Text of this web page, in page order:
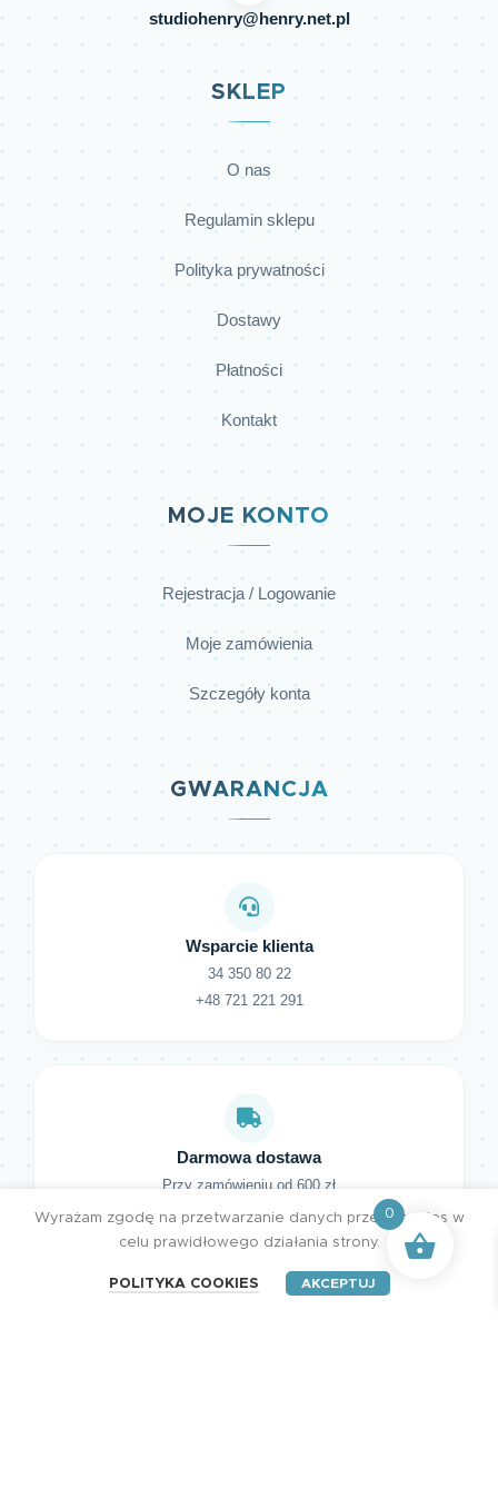
studiohenry@henry.net.pl
SKLEP
O nas
Regulamin sklepu
Polityka prywatności
Dostawy
Płatności
Kontakt
MOJE KONTO
Rejestracja / Logowanie
Moje zamówienia
Szczegóły konta
GWARANCJA
Wsparcie klienta
34 350 80 22
+48 721 221 291
Darmowa dostawa
Przy zamówieniu od 600 zł
Wyrażam zgodę na przetwarzanie danych przez cookies w
celu prawidłowego działania strony.
POLITYKA COOKIES AKCEPTUJ
0